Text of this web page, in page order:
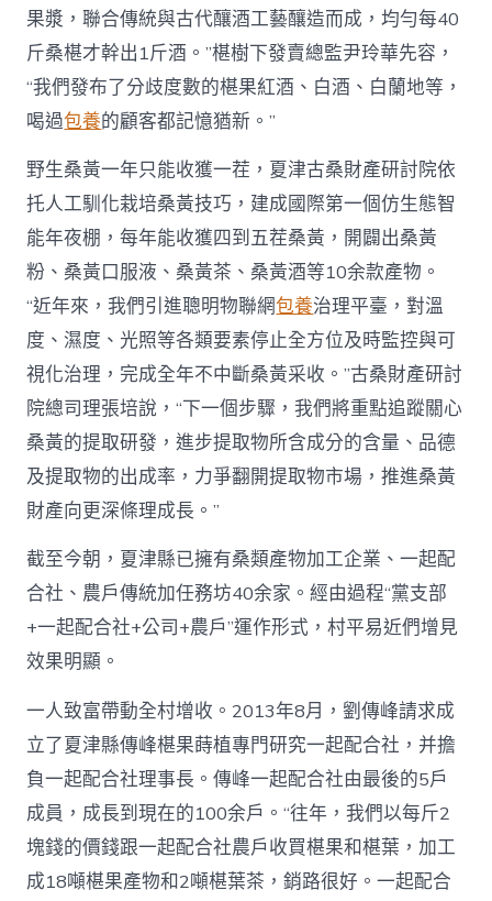
果漿，聯合傳統與古代釀酒工藝釀造而成，均勻每40
斤桑椹才幹出1斤酒。”椹樹下發賣總監尹玲華先容，
“我們發布了分歧度數的椹果紅酒、白酒、白蘭地等，
喝過包養的顧客都記憶猶新。”
野生桑黃一年只能收獲一茬，夏津古桑財產研討院依
托人工馴化栽培桑黃技巧，建成國際第一個仿生態智
能年夜棚，每年能收獲四到五茬桑黃，開闢出桑黃
粉、桑黃口服液、桑黃茶、桑黃酒等10余款產物。
“近年來，我們引進聰明物聯網包養治理平臺，對溫
度、濕度、光照等各類要素停止全方位及時監控與可
視化治理，完成全年不中斷桑黃采收。”古桑財產研討
院總司理張培說，“下一個步驟，我們將重點追蹤關心
桑黃的提取研發，進步提取物所含成分的含量、品德
及提取物的出成率，力爭翻開提取物市場，推進桑黃
財產向更深條理成長。”
截至今朝，夏津縣已擁有桑類產物加工企業、一起配
合社、農戶傳統加任務坊40余家。經由過程“黨支部
+一起配合社+公司+農戶”運作形式，村平易近們增見
效果明顯。
一人致富帶動全村增收。2013年8月，劉傳峰請求成
立了夏津縣傳峰椹果蒔植專門研究一起配合社，并擔
負一起配合社理事長。傳峰一起配合社由最後的5戶
成員，成長到現在的100余戶。“往年，我們以每斤2
塊錢的價錢跟一起配合社農戶收買椹果和椹葉，加工
成18噸椹果產物和2噸椹葉茶，銷路很好。一起配合